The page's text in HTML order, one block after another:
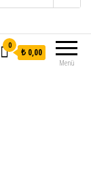
Menü
0
₺ 0,00